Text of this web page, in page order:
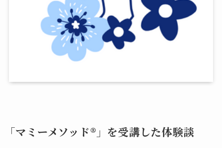
「マミーメソッド®︎」を受講した体験談